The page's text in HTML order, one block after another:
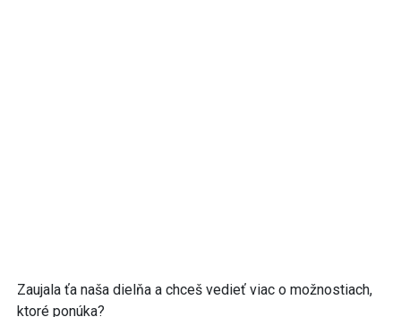
Zaujala ťa naša dielňa a chceš vedieť viac o možnostiach,
ktoré ponúka?